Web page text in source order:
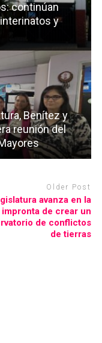
continúan
y
Benítez y
reunión del
Older Post
avanza en la
impronta de crear un
de conflictos
de tierras